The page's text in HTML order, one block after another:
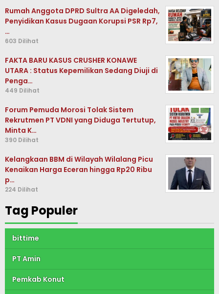
Rumah Anggota DPRD Sultra AA Digeledah,
Penyidikan Kasus Dugaan Korupsi PSR Rp7,
…
603 Dilihat
FAKTA BARU KASUS CRUSHER KONAWE
UTARA : Status Kepemilikan Sedang Diuji di
Penga…
449 Dilihat
Forum Pemuda Morosi Tolak Sistem
Rekrutmen PT VDNI yang Diduga Tertutup,
Minta K…
390 Dilihat
Kelangkaan BBM di Wilayah Wilalang Picu
Kenaikan Harga Eceran hingga Rp20 Ribu
p…
224 Dilihat
Tag Populer
bittime
PT Amin
Pemkab Konut